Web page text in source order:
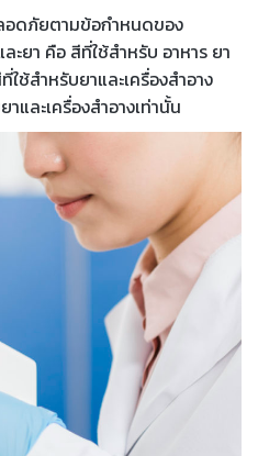
อดภัยตามข้อกำหนดของ
ะยา คือ สีที่ใช้สำหรับ อาหาร ยา
ใช้สำหรับยาและเครื่องสำอาง
และเครื่องสำอางเท่านั้น